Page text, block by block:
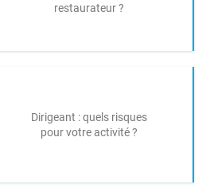
restaurateur ?
Dirigeant : quels risques
pour votre activité ?